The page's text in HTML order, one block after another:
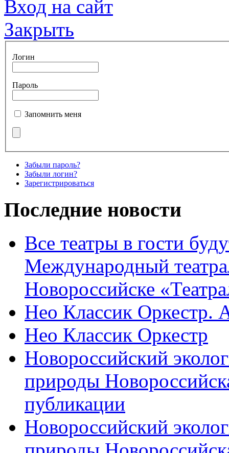
Вход на сайт
Закрыть
Логин
Пароль
Запомнить меня
Забыли пароль?
Забыли логин?
Зарегистрироваться
Последние новости
Все театры в гости
Международный
Новороссийске
Нео Классик Оркестр.
Нео Классик Оркестр
Новороссийский
природы
публикации
Новороссийский